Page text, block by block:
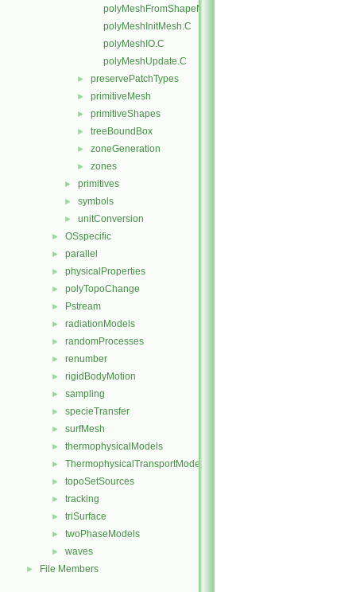
polyMeshFromShapeMesh.C
polyMeshInitMesh.C
polyMeshIO.C
polyMeshUpdate.C
► preservePatchTypes
► primitiveMesh
► primitiveShapes
► treeBoundBox
► zoneGeneration
► zones
► primitives
► symbols
► unitConversion
► OSspecific
► parallel
► physicalProperties
► polyTopoChange
► Pstream
► radiationModels
► randomProcesses
► renumber
► rigidBodyMotion
► sampling
► specieTransfer
► surfMesh
► thermophysicalModels
► ThermophysicalTransportModels
► topoSetSources
► tracking
► triSurface
► twoPhaseModels
► waves
► File Members